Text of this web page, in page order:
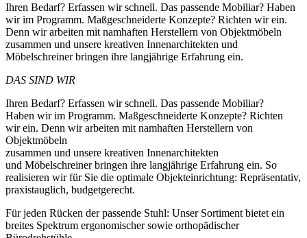
Ihren Bedarf? Erfassen wir schnell. Das passende Mobiliar? Haben
wir im Programm. Maßgeschneiderte Konzepte? Richten wir ein.
Denn wir arbeiten mit namhaften Herstellern von Objektmöbeln
zusammen und unsere kreativen Innenarchitekten und
Möbelschreiner bringen ihre langjährige Erfahrung ein.
DAS SIND WIR
Ihren Bedarf? Erfassen wir schnell. Das passende Mobiliar?
Haben wir im Programm. Maßgeschneiderte Konzepte? Richten
wir ein. Denn wir arbeiten mit namhaften Herstellern von
Objektmöbeln
zusammen und unsere kreativen Innenarchitekten
und Möbelschreiner bringen ihre langjährige Erfahrung ein. So
realisieren wir für Sie die optimale Objekteinrichtung: Repräsentativ,
praxistauglich, budgetgerecht.
Für jeden Rücken der passende Stuhl: Unser Sortiment bietet ein
breites Spektrum ergonomischer sowie orthopädischer